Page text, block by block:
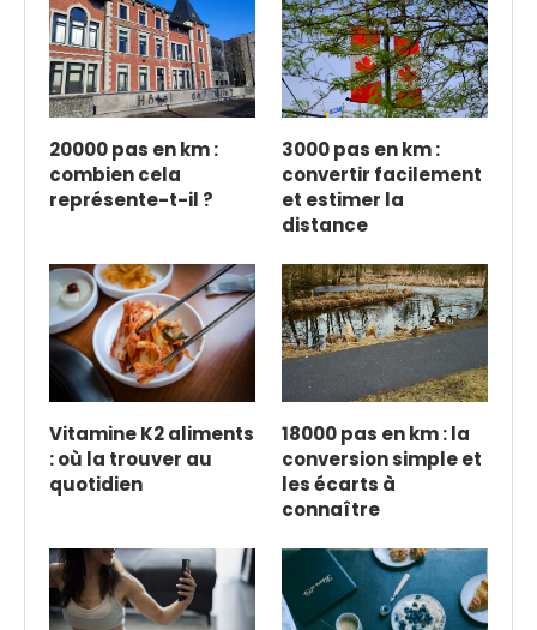
20000 pas en km :
combien cela
représente-t-il ?
3000 pas en km :
convertir facilement
et estimer la
distance
Vitamine K2 aliments
: où la trouver au
quotidien
18000 pas en km : la
conversion simple et
les écarts à
connaître